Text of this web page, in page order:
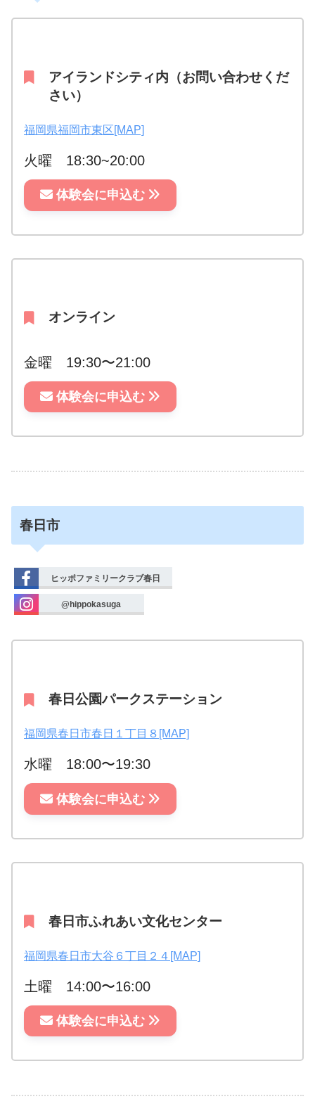
アイランドシティ内（お問い合わせくだ
さい）
福岡県福岡市東区[MAP]
火曜 18:30~20:00
体験会に申込む
オンライン
金曜 19:30〜21:00
体験会に申込む
春日市
ヒッポファミリークラブ春日
@hippokasuga
春日公園パークステーション
福岡県春日市春日１丁目８[MAP]
水曜 18:00〜19:30
体験会に申込む
春日市ふれあい文化センター
福岡県春日市大谷６丁目２４[MAP]
土曜 14:00〜16:00
体験会に申込む